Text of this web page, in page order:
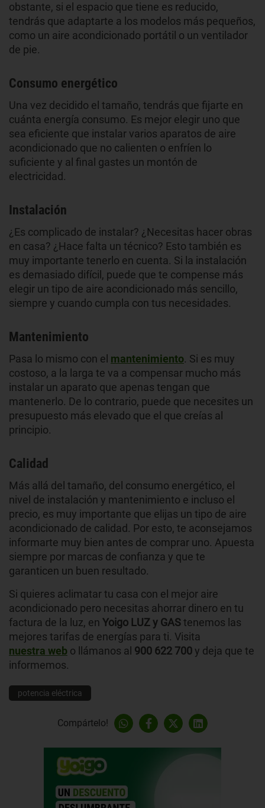
obstante, si el espacio que tiene es reducido,
tendrás que adaptarte a los modelos más pequeños,
como un aire acondicionado portátil o un ventilador
de pie.
Consumo energético
Una vez decidido el tamaño, tendrás que fijarte en
cuánta energía consumo. Es mejor elegir uno que
sea eficiente que instalar varios aparatos de aire
acondicionado que no calienten o enfríen lo
suficiente y al final gastes un montón de
electricidad.
Instalación
¿Es complicado de instalar? ¿Necesitas hacer obras
en casa? ¿Hace falta un técnico? Esto también es
muy importante tenerlo en cuenta. Si la instalación
es demasiado difícil, puede que te compense más
elegir un tipo de aire acondicionado más sencillo,
siempre y cuando cumpla con tus necesidades.
Mantenimiento
Pasa lo mismo con el mantenimiento. Si es muy
costoso, a la larga te va a compensar mucho más
instalar un aparato que apenas tengan que
mantenerlo. De lo contrario, puede que necesites un
presupuesto más elevado que el que creías al
principio.
Calidad
Más allá del tamaño, del consumo energético, el
nivel de instalación y mantenimiento e incluso el
precio, es muy importante que elijas un tipo de aire
acondicionado de calidad. Por esto, te aconsejamos
informarte muy bien antes de comprar uno. Apuesta
siempre por marcas de confianza y que te
garanticen un buen resultado.
Si quieres aclimatar tu casa con el mejor aire
acondicionado pero necesitas ahorrar dinero en tu
factura de la luz, en Yoigo LUZ y GAStenemos las
mejores tarifas de energías para ti. Visita
nuestra web o llámanos al 900 622 700y deja que te
informemos.
potencia eléctrica
Compártelo!